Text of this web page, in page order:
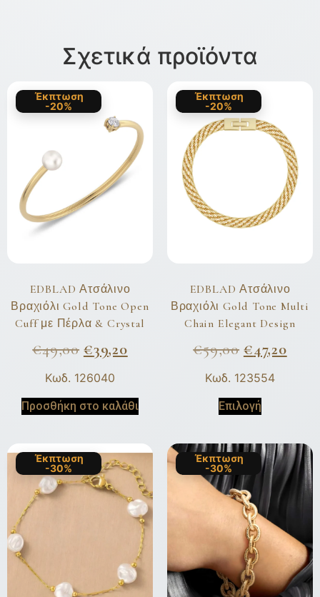
Σχετικά προϊόντα
Έκπτωση
-20%
EDBLAD Ατσάλινο
Βραχιόλι Gold Tone Open
Cuff με Πέρλα & Crystal
€49,00 €39,20
Κωδ. 126040
Προσθήκη στο καλάθι
Έκπτωση
-20%
EDBLAD Ατσάλινο
Βραχιόλι Gold Tone Multi
Chain Elegant Design
€59,00 €47,20
Κωδ. 123554
Επιλογή
Έκπτωση
-30%
Έκπτωση
-30%